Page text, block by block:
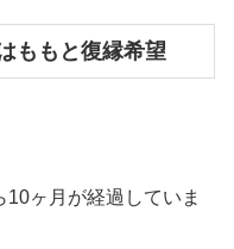
ももと復縁希望
ヶ月が経過していま